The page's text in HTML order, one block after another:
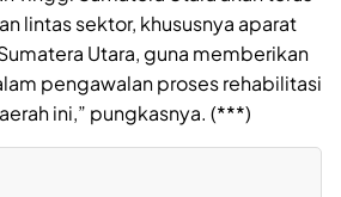
lintas sektor, khususnya aparat
Utara, guna memberikan
pengawalan proses rehabilitasi
ini,” pungkasnya. (***)